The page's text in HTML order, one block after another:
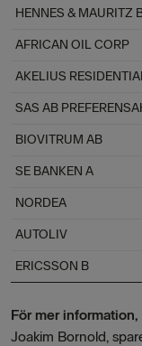
HENNES & MAURITZ
AFRICAN OIL CORP
AKELIUS
SAS AB
BIOVITRUM AB
SE BANKEN A
NORDEA
AUTOLIV
ERICSSON B
För mer
Joakim Bornold,